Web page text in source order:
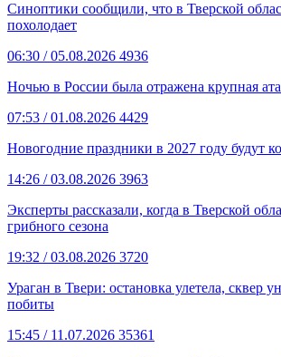
Синоптики сообщили, что в Тверской
похолодает
06:30 / 05.08.2026 4936
Ночью в России была отражена крупная
07:53 / 01.08.2026 4429
Новогодние праздники в 2027 году будут
14:26 / 03.08.2026 3963
Эксперты рассказали, когда в Тверской
грибного сезона
19:32 / 03.08.2026 3720
Ураган в Твери: остановка улетела, сквер
побиты
15:45 / 11.07.2026 35361